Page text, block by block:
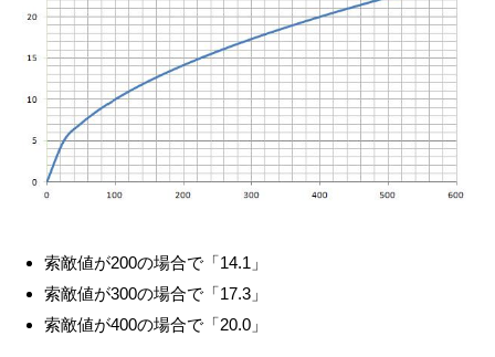
索敵値が200の場合で「14.1」
索敵値が300の場合で「17.3」
索敵値が400の場合で「20.0」